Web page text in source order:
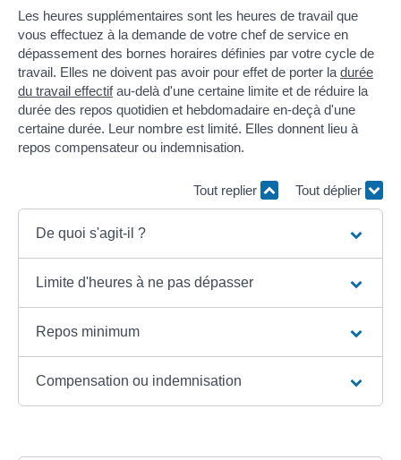
Les heures supplémentaires sont les heures de travail que
vous effectuez à la demande de votre chef de service en
dépassement des bornes horaires définies par votre cycle de
travail. Elles ne doivent pas avoir pour effet de porter ladurée
du travail effectifau-delà d'une certaine limite et de réduire la
durée des repos quotidien et hebdomadaire en-deçà d'une
certaine durée. Leur nombre est limité. Elles donnent lieu à
repos compensateur ou indemnisation.
Tout replier Tout déplier
De quoi s'agit-il ?
Limite d'heures à ne pas dépasser
Repos minimum
Compensation ou indemnisation